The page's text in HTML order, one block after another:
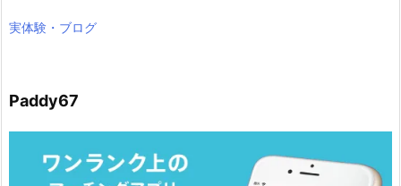
実体験・ブログ
Paddy67